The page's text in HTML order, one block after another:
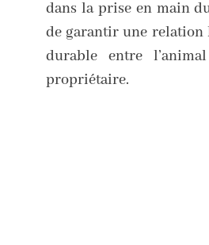
dans la prise en main
de garantir une relation
durable entre
propriétaire.